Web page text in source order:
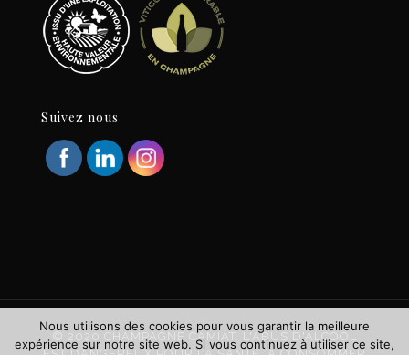
Suivez nous
© 2020 CHAMPAGNE CAMIAT. L'ABUS D'ALCOOL
Nous utilisons des cookies pour vous garantir la meilleure
expérience sur notre site web. Si vous continuez à utiliser ce site,